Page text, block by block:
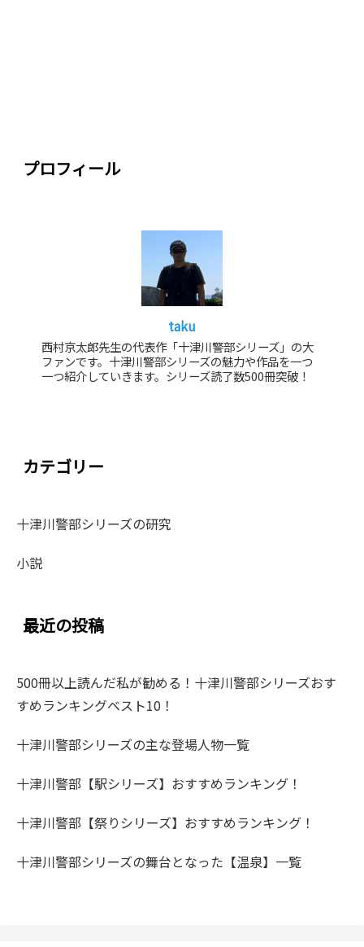
プロフィール
taku
西村京太郎先生の代表作「十津川警部シリーズ」の大
ファンです。十津川警部シリーズの魅力や作品を一つ
一つ紹介していきます。シリーズ読了数500冊突破！
カテゴリー
十津川警部シリーズの研究
小説
最近の投稿
500冊以上読んだ私が勧める！十津川警部シリーズおす
すめランキングベスト10！
十津川警部シリーズの主な登場人物一覧
十津川警部【駅シリーズ】おすすめランキング！
十津川警部【祭りシリーズ】おすすめランキング！
十津川警部シリーズの舞台となった【温泉】一覧